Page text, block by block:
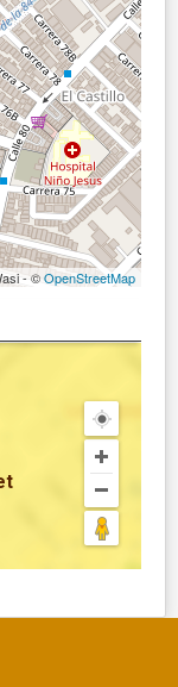
- ©OpenStreetMap